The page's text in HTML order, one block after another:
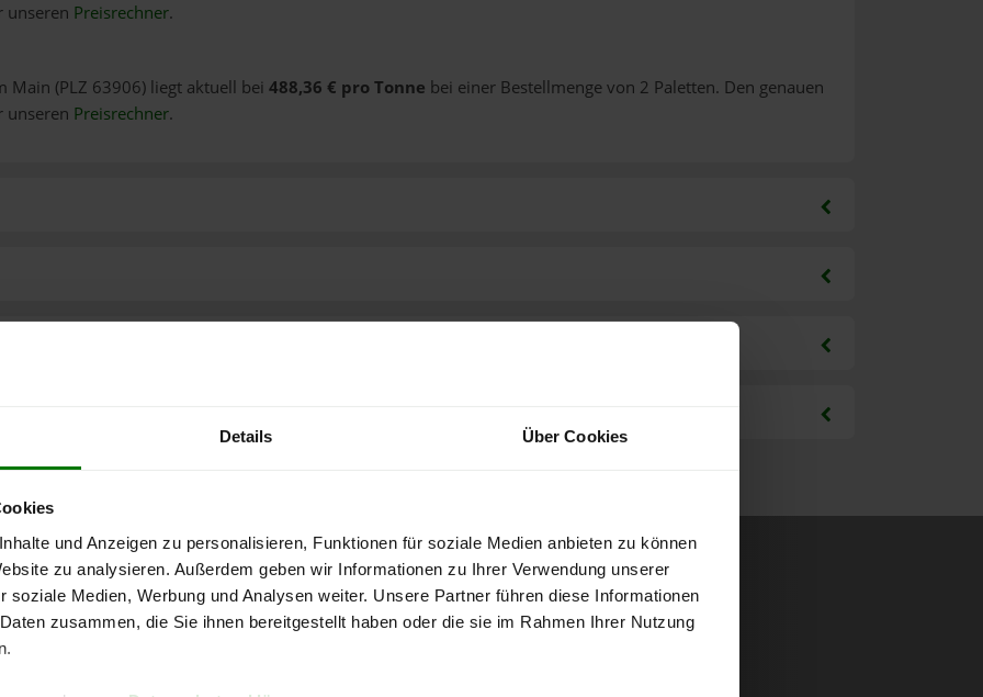
Details Über Cookies
und Anzeigen zu personalisieren, Funktionen für soziale Medien anbieten zu können
zu analysieren. Außerdem geben wir Informationen zu Ihrer Verwendung unserer
soziale Medien, Werbung und Analysen weiter. Unsere Partner führen diese Informationen
zusammen, die Sie ihnen bereitgestellt haben oder die sie im Rahmen Ihrer Nutzung
unseren Preisrechner.
Main (PLZ 63906) liegt aktuell bei 488,36 € pro Tonne bei einer Bestellmenge von 2 Paletten. Den genauen
unseren Preisrechner.
kostenlose